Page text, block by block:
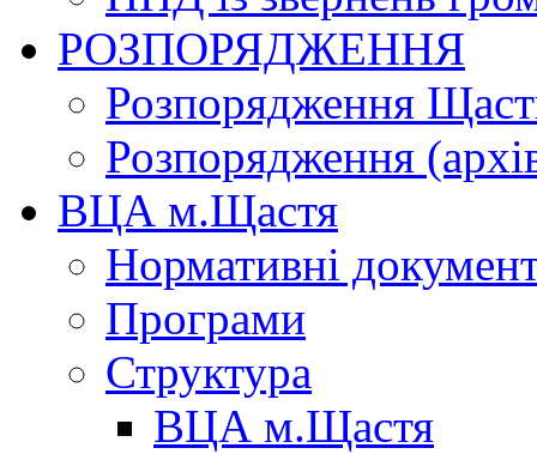
РОЗПОРЯДЖЕННЯ
Розпорядження
Розпорядження
ВЦА м.Щастя
Нормативні
Програми
Структура
ВЦА м.Щастя